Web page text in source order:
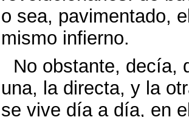
o sea, pavimentado,
mismo infierno.
No obstante, decía,
una, la directa, y la
se vive día a día, en